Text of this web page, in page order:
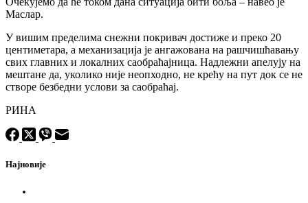
Маслар.
У вишим пределима снежни покривач достиже и преко 20
центиметара, а механизација је ангажована на рашчишћавању
свих главних и локалних саобраћајница. Надлежни апелују на
мештане да, уколико није неопходно, не крећу на пут док се не
створе безбедни услови за саобраћај.
РИНА
Најновије